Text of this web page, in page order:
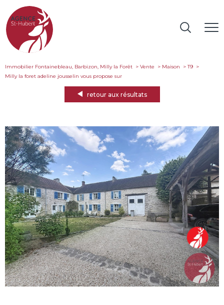
Immobilier Fontainebleau, Barbizon, Milly la Forêt Vente Maison
T9
milly la foret adeline jousselin vous propose sur
retour aux résultats